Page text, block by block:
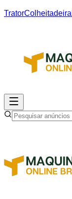
TratorColheitadeira